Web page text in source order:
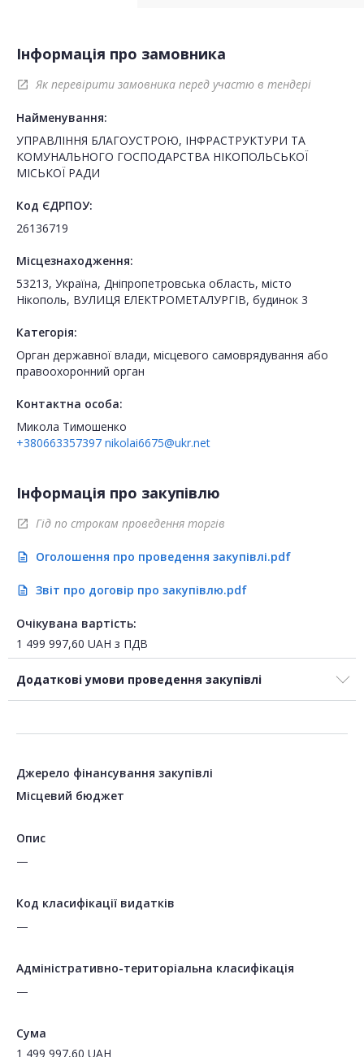
Інформація про замовника
open_in_new Як перевірити замовника перед участю в тендері
Найменування:
УПРАВЛІННЯ БЛАГОУСТРОЮ, ІНФРАСТРУКТУРИ ТА
КОМУНАЛЬНОГО ГОСПОДАРСТВА НІКОПОЛЬСЬКОЇ
МІСЬКОЇ РАДИ
Код ЄДРПОУ:
26136719
Місцезнаходження:
53213, Україна, Дніпропетровська область, місто
Нікополь, ВУЛИЦЯ ЕЛЕКТРОМЕТАЛУРГІВ, будинок 3
Категорія:
Орган державної влади, місцевого самоврядування або
правоохоронний орган
Контактна особа:
Микола Тимошенко
+380663357397 nikolai6675@ukr.net
Інформація про закупівлю
open_in_new Гід по строкам проведення торгів
description Оголошення про проведення закупівлі.pdf
description Звіт про договір про закупівлю.pdf
Очікувана вартість:
1 499 997,60 UAH з ПДВ
Додаткові умови проведення закупівлі
Джерело фінансування закупівлі
Місцевий бюджет
Опис
—
Код класифікації видатків
—
Адміністративно-територіальна класифікація
—
Сума
1 499 997,60 UAH